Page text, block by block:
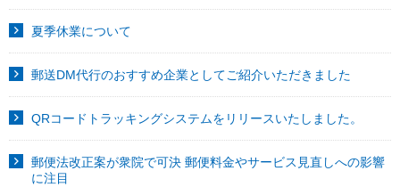
夏季休業について
郵送DM代行のおすすめ企業としてご紹介いただきました
QRコードトラッキングシステムをリリースいたしました。
郵便法改正案が衆院で可決 郵便料金やサービス見直しへの影響
に注目